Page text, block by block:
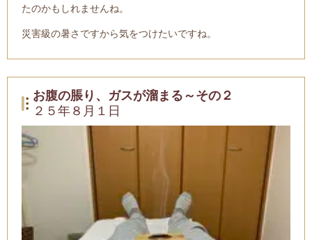
たのかもしれませんね。
災害級の暑さですから気をつけたいですね。
お腹の脹り、ガスが溜まる～その２
２５年８月１日